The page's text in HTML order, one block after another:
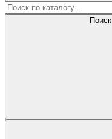
Поиск